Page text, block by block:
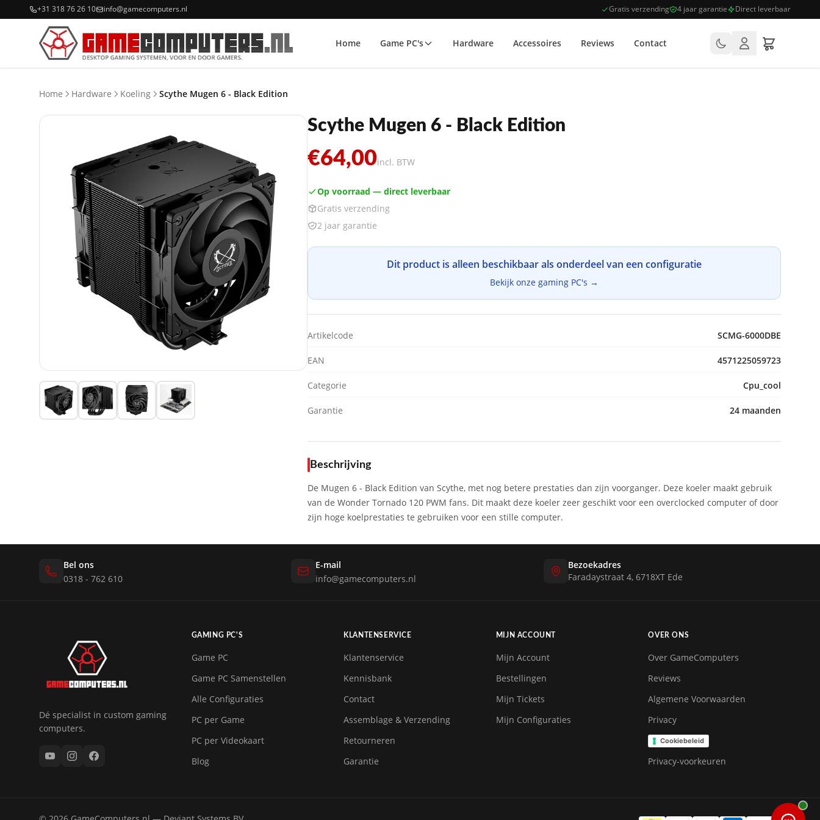
+31 318 76 26 10 info@gamecomputers.nl Gratis verzending 4 jaar garantie Direct leverbaar
Home Game PC's Hardware Accessoires Reviews Contact
Home Hardware Koeling Scythe Mugen 6 - Black Edition
Scythe Mugen 6 - Black Edition
€64,00incl. BTW
Op voorraad — direct leverbaar
Gratis verzending
2 jaar garantie
Dit product is alleen beschikbaar als onderdeel van een configuratie
Bekijk onze gaming PC's →
Artikelcode SCMG-6000DBE
EAN 4571225059723
Categorie Cpu_cool
Garantie 24 maanden
Beschrijving
De Mugen 6 - Black Edition van Scythe, met nog betere prestaties dan zijn voorganger. Deze koeler maakt gebruik
van de Wonder Tornado 120 PWM fans. Dit maakt deze koeler zeer geschikt voor een overclocked computer of door
zijn hoge koelprestaties te gebruiken voor een stille computer.
Bel ons
0318 - 762 610
E-mail
info@gamecomputers.nl
Bezoekadres
Faradaystraat 4, 6718XT Ede
Dé specialist in custom gaming
computers.
GAMING PC'S
Game PC
Game PC Samenstellen
Alle Configuraties
PC per Game
PC per Videokaart
Blog
KLANTENSERVICE
Klantenservice
Kennisbank
Contact
Assemblage & Verzending
Retourneren
Garantie
MIJN ACCOUNT
Mijn Account
Bestellingen
Mijn Tickets
Mijn Configuraties
OVER ONS
Over GameComputers
Reviews
Algemene Voorwaarden
Privacy
Cookiebeleid
Privacy-voorkeuren